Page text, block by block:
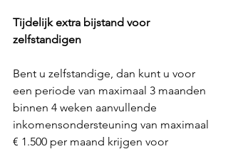
Tijdelijk extra bijstand voor
zelfstandigen
Bent u zelfstandige, dan kunt u voor
een periode van maximaal 3 maanden
binnen 4 weken aanvullende
inkomensondersteuning van maximaal
€ 1.500 per maand krijgen voor